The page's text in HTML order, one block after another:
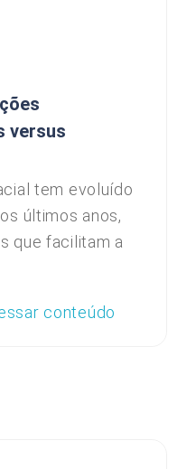
versus
tem evoluído
últimos anos,
que facilitam a
conteúdo